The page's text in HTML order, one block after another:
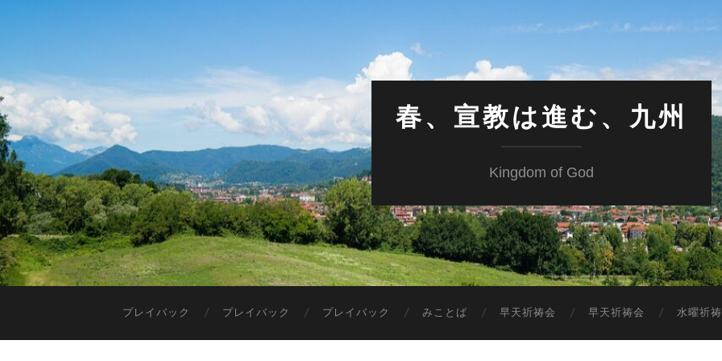
春、宣教は進む、九州
Kingdom of God
プレイバック プレイバック プレイバック みことば 早天祈祷会 早天祈祷会 水曜祈